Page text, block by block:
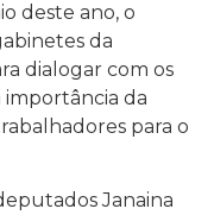
deste ano, o
da
dialogar com os
importância da
para o
Janaina